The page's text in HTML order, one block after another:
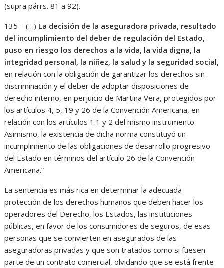
(supra párrs. 81 a 92).
135 – (…) La decisión de la aseguradora privada, resultado
del incumplimiento del deber de regulación del Estado,
puso en riesgo los derechos a la vida, la vida digna, la
integridad personal, la niñez, la salud y la seguridad social,
en relación con la obligación de garantizar los derechos sin
discriminación y el deber de adoptar disposiciones de
derecho interno, en perjuicio de Martina Vera, protegidos por
los artículos 4, 5, 19 y 26 de la Convención Americana, en
relación con los artículos 1.1 y 2 del mismo instrumento.
Asimismo, la existencia de dicha norma constituyó un
incumplimiento de las obligaciones de desarrollo progresivo
del Estado en términos del artículo 26 de la Convención
Americana.”
La sentencia es más rica en determinar la adecuada
protección de los derechos humanos que deben hacer los
operadores del Derecho, los Estados, las instituciones
públicas, en favor de los consumidores de seguros, de esas
personas que se convierten en asegurados de las
aseguradoras privadas y que son tratados como si fuesen
parte de un contrato comercial, olvidando que se está frente